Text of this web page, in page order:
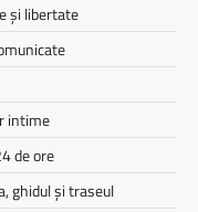
și libertate
intime
de ore
ghidul și traseul